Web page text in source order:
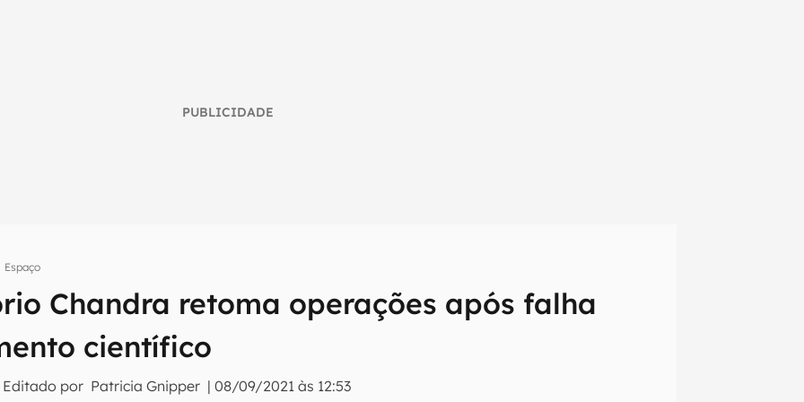
PUBLICIDADE
Espaço
Chandra retoma operações após falha
científico
Editado por Patricia Gnipper |08/09/2021 às 12:53
inteligente do mundo tech!
do Canaltech e receba notícias e reviews sobre tecnologia em primeira